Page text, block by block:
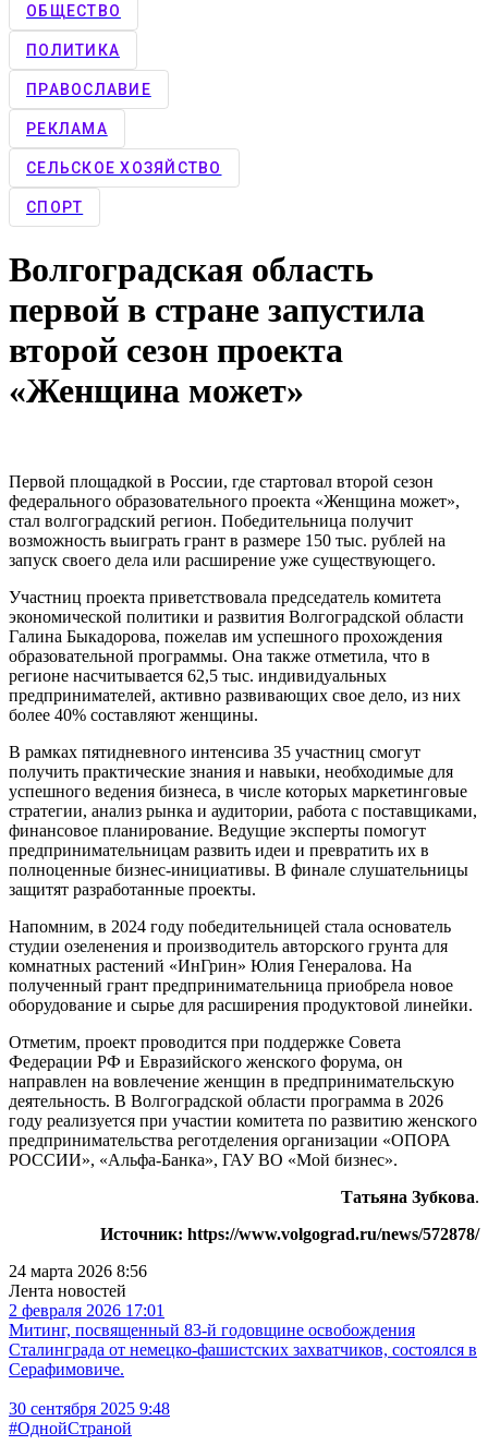
ОБЩЕСТВО
ПОЛИТИКА
ПРАВОСЛАВИЕ
РЕКЛАМА
СЕЛЬСКОЕ ХОЗЯЙСТВО
СПОРТ
Волгоградская область
первой в стране запустила
второй сезон проекта
«Женщина может»
Первой площадкой в России, где стартовал второй сезон
федерального образовательного проекта «Женщина может»,
стал волгоградский регион. Победительница получит
возможность выиграть грант в размере 150 тыс. рублей на
запуск своего дела или расширение уже существующего.
Участниц проекта приветствовала председатель комитета
экономической политики и развития Волгоградской области
Галина Быкадорова, пожелав им успешного прохождения
образовательной программы. Она также отметила, что в
регионе насчитывается 62,5 тыс. индивидуальных
предпринимателей, активно развивающих свое дело, из них
более 40% составляют женщины.
В рамках пятидневного интенсива 35 участниц смогут
получить практические знания и навыки, необходимые для
успешного ведения бизнеса, в числе которых маркетинговые
стратегии, анализ рынка и аудитории, работа с поставщиками,
финансовое планирование. Ведущие эксперты помогут
предпринимательницам развить идеи и превратить их в
полноценные бизнес-инициативы. В финале слушательницы
защитят разработанные проекты.
Напомним, в 2024 году победительницей стала основатель
студии озеленения и производитель авторского грунта для
комнатных растений «ИнГрин» Юлия Генералова. На
полученный грант предпринимательница приобрела новое
оборудование и сырье для расширения продуктовой линейки.
Отметим, проект проводится при поддержке Совета
Федерации РФ и Евразийского женского форума, он
направлен на вовлечение женщин в предпринимательскую
деятельность. В Волгоградской области программа в 2026
году реализуется при участии комитета по развитию женского
предпринимательства реготделения организации «ОПОРА
РОССИИ», «Альфа-Банка», ГАУ ВО «Мой бизнес».
Татьяна Зубкова.
Источник: https://www.volgograd.ru/news/572878/
24 марта 2026 8:56
Лента новостей
2 февраля 2026 17:01
Митинг, посвященный 83-й годовщине освобождения
Сталинграда от немецко-фашистских захватчиков, состоялся в
Серафимовиче.
30 сентября 2025 9:48
#ОднойСтраной